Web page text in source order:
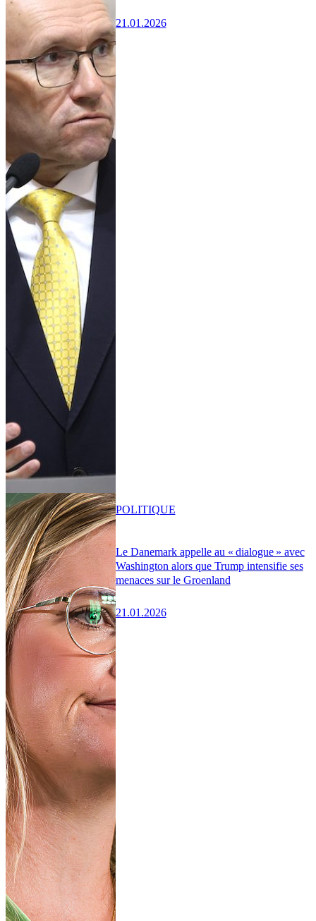
21.01.2026
Le Danemark appelle au « dialogue » avec
Washington alors que Trump intensifie ses
menaces sur le Groenland
21.01.2026
POLITIQUE